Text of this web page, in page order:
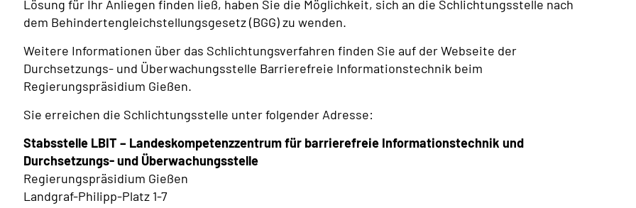
Lösung für Ihr Anliegen finden ließ, haben Sie die Möglichkeit, sich an die Schlichtungsstelle nach
dem Behindertengleichstellungsgesetz (BGG) zu wenden.
Weitere Informationen über das Schlichtungsverfahren finden Sie auf der Webseite der
Durchsetzungs- und Überwachungsstelle Barrierefreie Informationstechnik beim
Regierungspräsidium Gießen.
Sie erreichen die Schlichtungsstelle unter folgender Adresse:
Stabsstelle LBIT – Landeskompetenzzentrum für barrierefreie Informationstechnik und
Durchsetzungs- und Überwachungsstelle
Regierungspräsidium Gießen
Landgraf-Philipp-Platz 1-7